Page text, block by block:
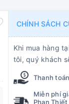
CHÍNH SÁCH
Khi mua hàng
tôi, quý khách
Thanh
Miễn phí
Phan